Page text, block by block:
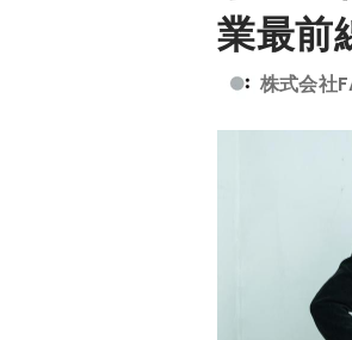
業最前
株式会社